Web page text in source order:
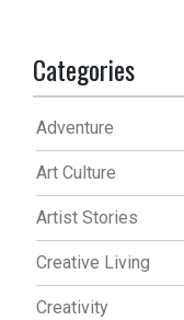
Categories
Adventure
Art Culture
Artist Stories
Creative Living
Creativity